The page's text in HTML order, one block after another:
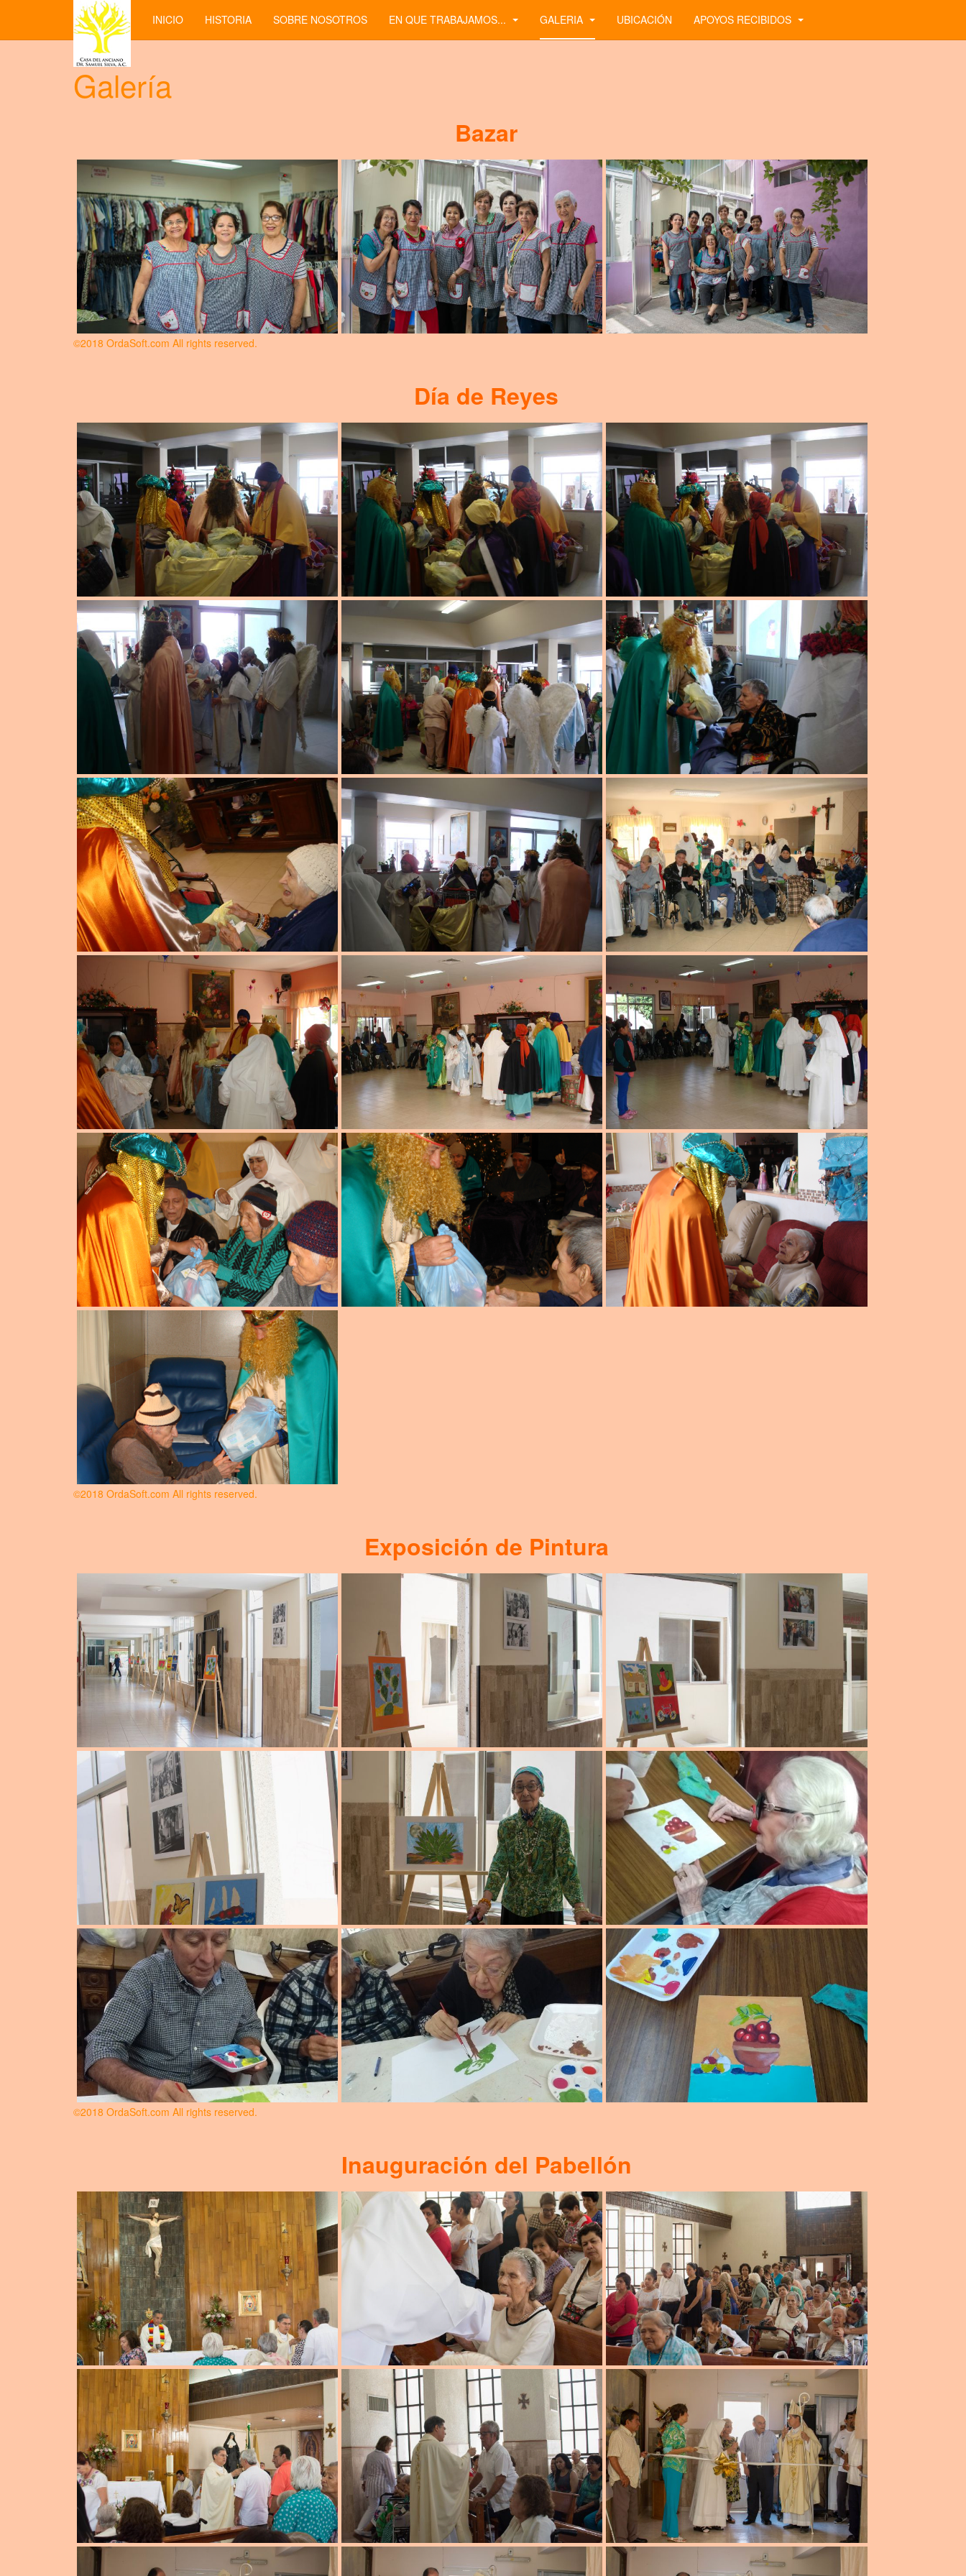
INICIO HISTORIA SOBRE NOSOTROS EN QUE TRABAJAMOS... GALERIA UBICACIÓN APOYOS RECIBIDOS
Galería
Bazar
©2018 OrdaSoft.com All rights reserved.
Día de Reyes
©2018 OrdaSoft.com All rights reserved.
Exposición de Pintura
©2018 OrdaSoft.com All rights reserved.
Inauguración del Pabellón